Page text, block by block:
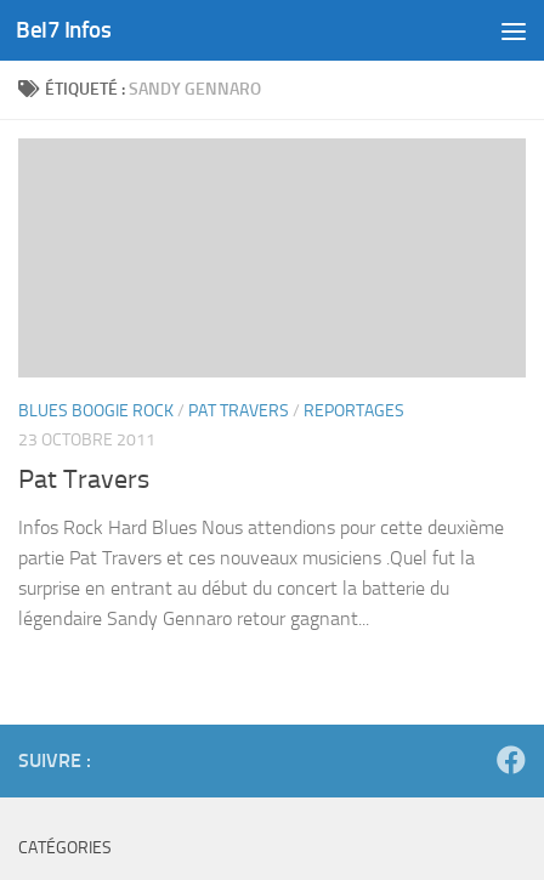
Skip to content
Bel7 Infos
ÉTIQUETÉ :SANDY GENNARO
BLUES BOOGIE ROCK/ PAT TRAVERS / REPORTAGES
23 OCTOBRE 2011
Pat Travers
Infos Rock Hard Blues Nous attendions pour cette deuxième
partie Pat Travers et ces nouveaux musiciens .Quel fut la
surprise en entrant au début du concert la batterie du
légendaire Sandy Gennaro retour gagnant...
SUIVRE :
CATÉGORIES